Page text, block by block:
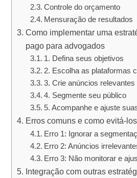
Controle do orçamento
Mensuração de resultados
Como implementar uma
pago para advogados
1. Defina seus objetivos
2. Escolha as plataformas
3. Crie anúncios relevantes
4. Segmente seu público
5. Acompanhe e ajuste
Erros comuns e como evitá-los
Erro 1: Ignorar a
Erro 2: Anúncios
Erro 3: Não monitorar e
Integração com outras